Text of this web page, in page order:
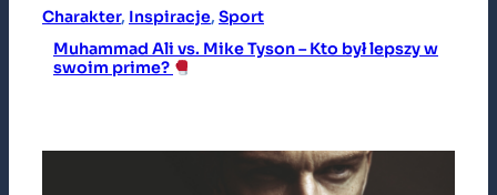
Charakter, Inspiracje, Sport
Muhammad Ali vs. Mike Tyson – Kto był lepszy w
swoim prime?